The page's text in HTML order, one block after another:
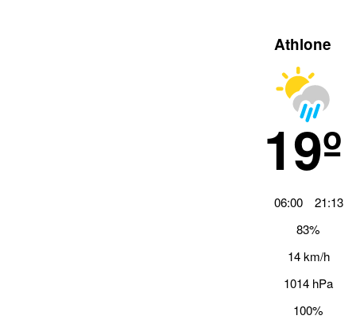
Athlone
19º
06:00
21:13
83%
14 km/h
1014 hPa
100%